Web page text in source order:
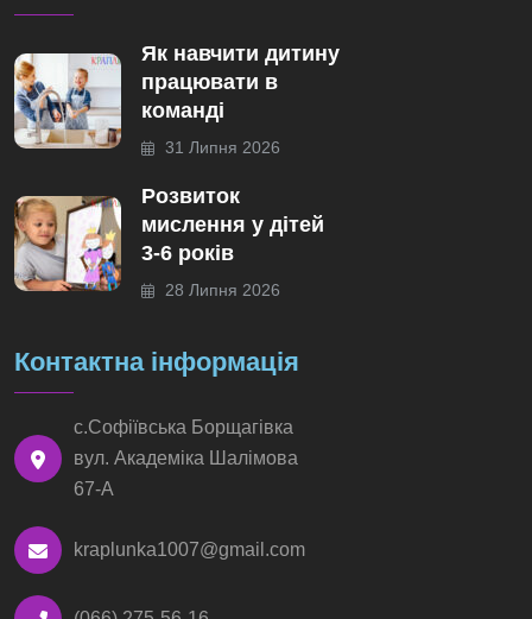
Як навчити дитину
працювати в
команді
31 Липня 2026
Розвиток
мислення у дітей
3-6 років
28 Липня 2026
Контактна інформація
с.Софіївська Борщагівка
вул. Академіка Шалімова
67-А
kraplunka1007@gmail.com